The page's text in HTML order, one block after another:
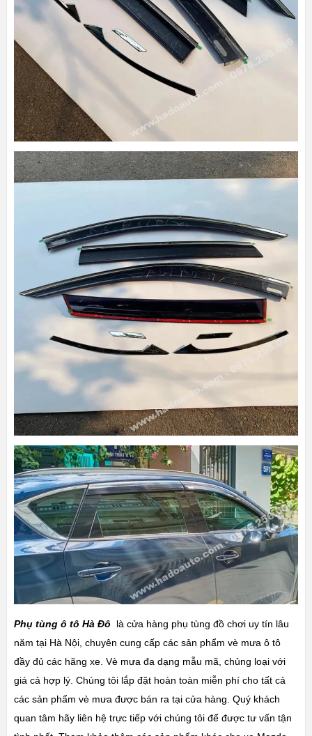
Phụ tùng ô tô Hà Đô
là cửa hàng phụ tùng đồ chơi uy tín lâu
năm tại Hà Nội, chuyên cung cấp các sản phẩm vè mưa ô tô
đầy đủ các hãng xe. Vè mưa đa dạng mẫu mã, chủng loại với
giá cả hợp lý. Chúng tôi lắp đặt hoàn toàn miễn phí cho tất cả
các sản phẩm vè mưa được bán ra tại cửa hàng. Quý khách
quan tâm hãy liên hệ trực tiếp với chúng tôi để được tư vấn tận